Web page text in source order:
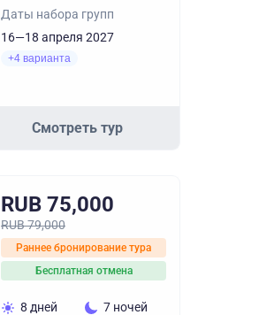
Даты набора групп
16—18 апреля 2027
+4 варианта
Смотреть тур
RUB 75,000
RUB 79,000
Раннее бронирование тура
Бесплатная отмена
8 дней 7 ночей